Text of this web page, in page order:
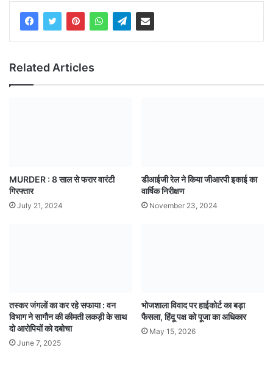
Related Articles
MURDER : 8 साल से फरार वारंटी
गिरफ्तार
July 21, 2024
डीआईजी रेल ने किया जीआरपी इकाई का
वार्षिक निरीक्षण
November 23, 2024
तस्कर जंगलों का कर रहे सफाया : वन
विभाग ने सागौन की कीमती लकड़ी के साथ
दो आरोपियों को दबोचा
June 7, 2025
भोजशाला विवाद पर हाईकोर्ट का बड़ा
फैसला, हिंदू पक्ष को पूजा का अधिकार
May 15, 2026